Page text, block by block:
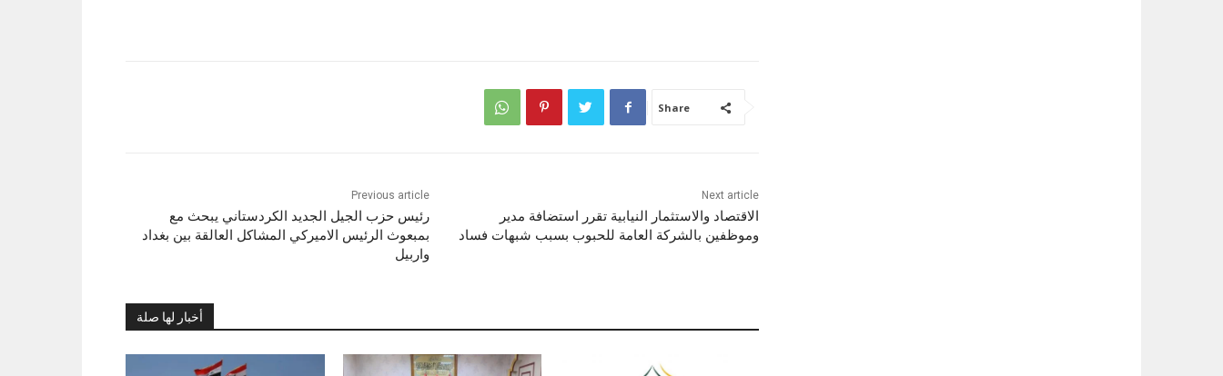
Share
Previous article
رئيس حزب الجيل الجديد الكردستاني يبحث مع
بمبعوث الرئيس الاميركي المشاكل العالقة بين بغداد
واربيل
Next article
الاقتصاد والاستثمار النيابية تقرر استضافة مدير
وموظفين بالشركة العامة للحبوب بسبب شبهات فساد
أخبار لها صلة